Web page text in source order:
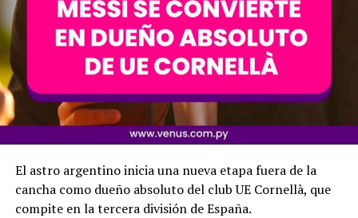
El astro argentino inicia una nueva etapa fuera de la
cancha como dueño absoluto del club UE Cornellà, que
compite en la tercera división de España.